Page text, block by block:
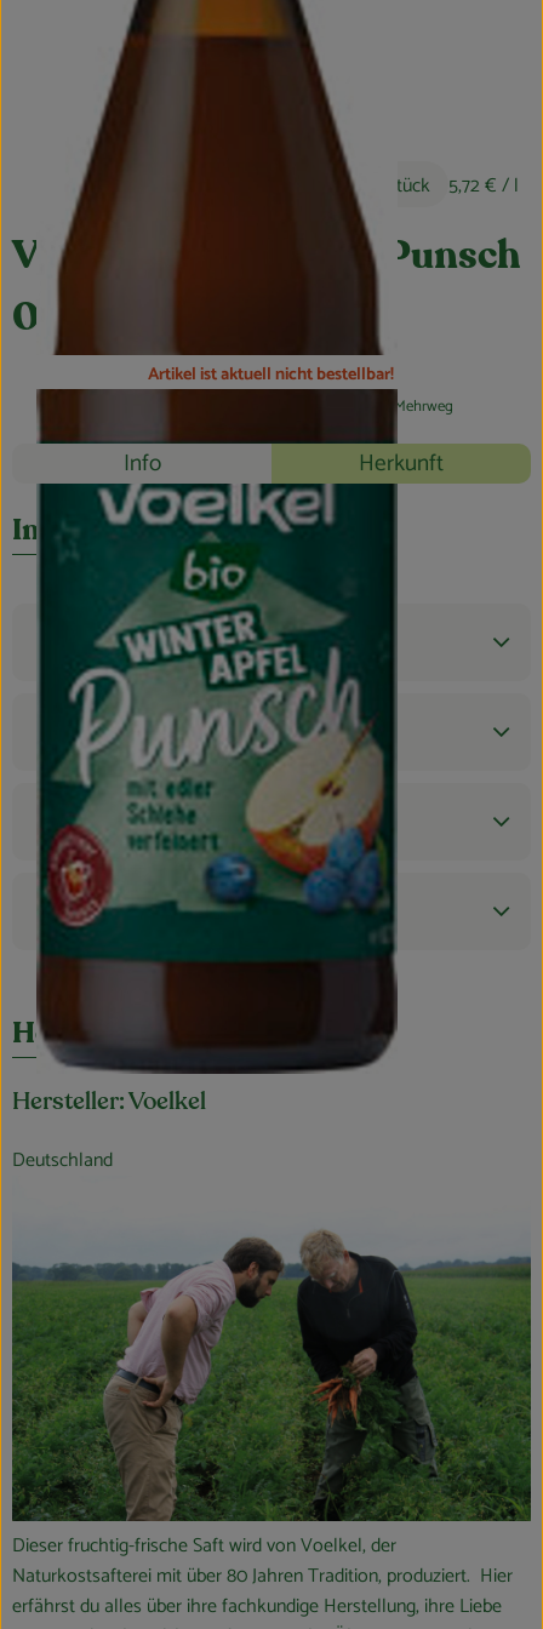
Feierlichkeiten & Geschenke
Nützliches
Großküche
Über uns
Für Firmenkunden
Voelkel Winter Apfel Punsch
0,75L
4,29 € / Stück 5,72 €/ l
Artikel ist aktuell nicht bestellbar!
Mehrweg
Rezepte
Info Herkunft
Entdecke passende Rezepte
Info
Produktinformationen
Zutaten
Nährwert-Info
Produktdatenblatt
Herkunft
Hersteller: Voelkel
Deutschland
Dieser fruchtig-frische Saft wird von Voelkel, der
Naturkostsafterei mit über 80 Jahren Tradition, produziert. Hier
erfährst du alles über ihre fachkundige Herstellung, ihre Liebe